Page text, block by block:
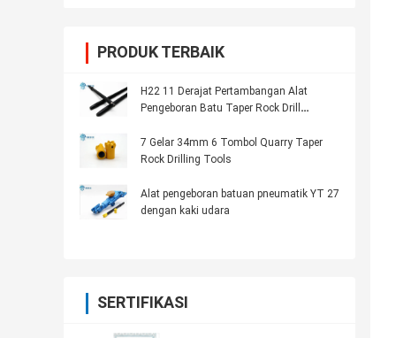
PRODUK TERBAIK
H22 11 Derajat Pertambangan Alat
Pengeboran Batu Taper Rock Drill
7 Gelar 34mm 6 Tombol Quarry Taper
Rock Drilling Tools
Alat pengeboran batuan pneumatik YT 27
dengan kaki udara
SERTIFIKASI